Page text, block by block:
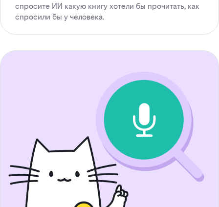
спросите ИИ какую книгу хотели бы прочитать, как
спросили бы у человека.